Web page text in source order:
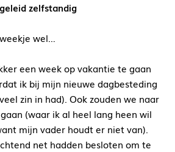
zelfstandig
wel…
een week op vakantie te gaan
ik bij mijn nieuwe dagbesteding
zin in had). Ook zouden we naar
gaan (waar ik al heel lang heen wil
mijn vader houdt er niet van).
net hadden besloten om te